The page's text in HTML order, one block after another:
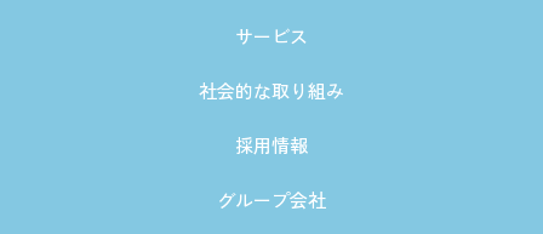
サービス
社会的な取り組み
採用情報
グループ会社